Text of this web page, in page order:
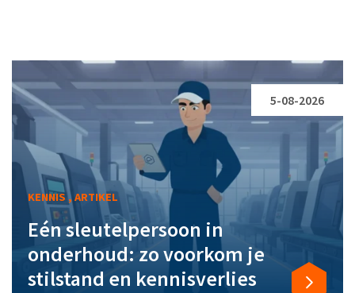
KENNIS , ARTIKEL
Eén sleutelpersoon in
onderhoud: zo voorkom je
stilstand en kennisverlies
5-08-2026